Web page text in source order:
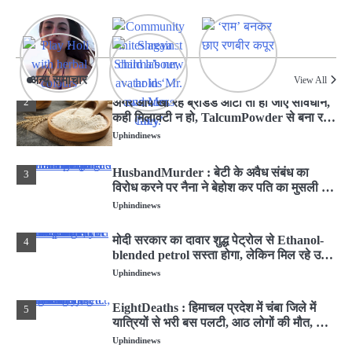
अन्य समाचार View All
1
लखनऊ : KGMU में शुरू हुआ PH समिट-2026,
विशेषज्ञ बोले- सांस फूलना न करें नजर अंदाज
Uphindinews
2
अगर आप खा रहे ब्राडेड आटा तो हो जाए सावधान,
कही मिलावटी न हो, TalcumPowder से बना रहे
थे चिकना
Uphindinews
3
HusbandMurder : बेटी के अवैध संबंध का
विरोध करने पर नैना ने बेहोश कर पति का मुसली से
कुचला सिर
Uphindinews
4
मोदी सरकार का दावार शुद्ध पेट्रोल से Ethanol-
blended petrol सस्ता होगा, लेकिन मिल रहे उसी
दाम में
Uphindinews
5
EightDeaths : हिमाचल प्रदेश में चंबा जिले में
यात्रियों से भरी बस पलटी, आठ लोगों की मौत, कई
घायल
Uphindinews